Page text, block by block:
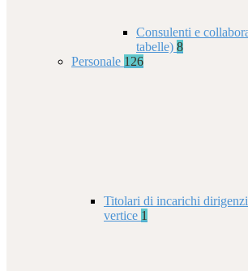
Consulenti e
tabelle) 8
Personale 126
Titolari di incarichi
vertice 1